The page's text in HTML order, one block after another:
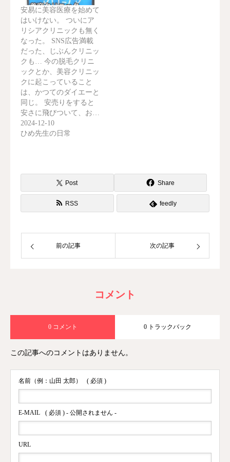
安易に美容医療を始めて
はいけない。 ついにア
リシアクリニックも無く
なった。 SNS広告満載
だった、じぶんクリニッ
クも… 今の脱毛クリニ
ックとか、美容クリニッ
クに起こっていること
は、かつてのダイエーと
同じ。 安売りをすると
安さに飛びついて、お…
2024-12-10
ひめ先生の日常
Post Share
RSS feedly
前の記事 次の記事
コメント
0 コメント 0 トラックバック
この記事へのコメントはありません。
名前（例：山田 太郎） ( 必須 )
E-MAIL ( 必須 ) - 公開されません -
URL